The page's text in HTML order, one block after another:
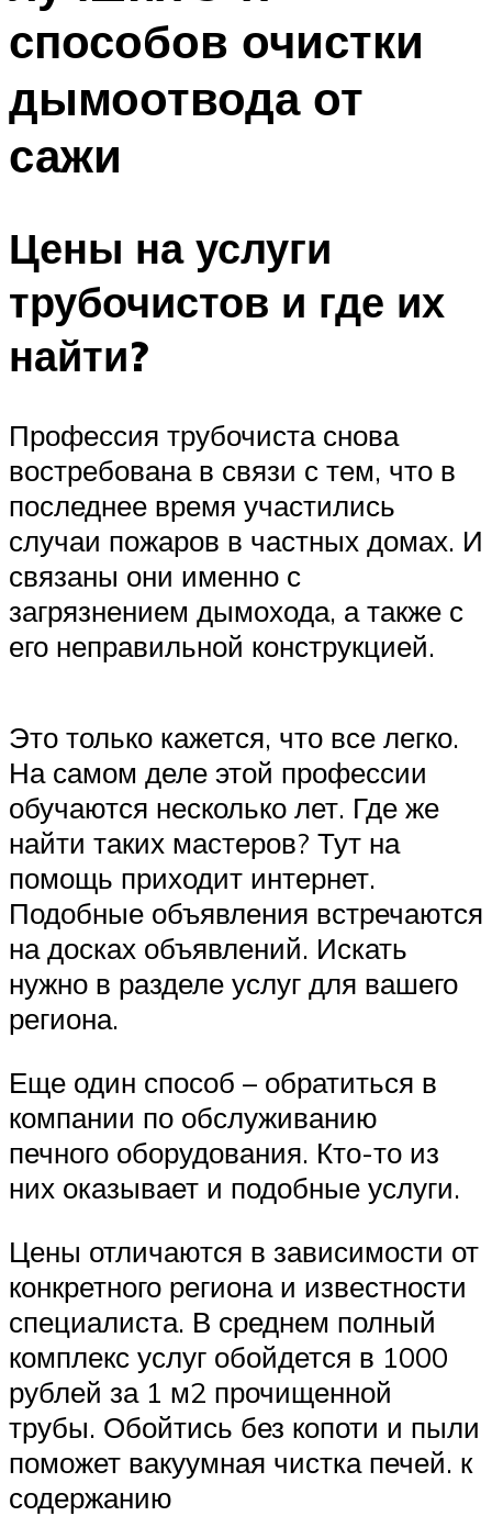
способов очистки
дымоотвода от
сажи
Цены на услуги
трубочистов и где их
найти?
Профессия трубочиста снова
востребована в связи с тем, что в
последнее время участились
случаи пожаров в частных домах. И
связаны они именно с
загрязнением дымохода, а также с
его неправильной конструкцией.
Это только кажется, что все легко.
На самом деле этой профессии
обучаются несколько лет. Где же
найти таких мастеров? Тут на
помощь приходит интернет.
Подобные объявления встречаются
на досках объявлений. Искать
нужно в разделе услуг для вашего
региона.
Еще один способ – обратиться в
компании по обслуживанию
печного оборудования. Кто-то из
них оказывает и подобные услуги.
Цены отличаются в зависимости от
конкретного региона и известности
специалиста. В среднем полный
комплекс услуг обойдется в 1000
рублей за 1 м2 прочищенной
трубы. Обойтись без копоти и пыли
поможет вакуумная чистка печей. к
содержанию